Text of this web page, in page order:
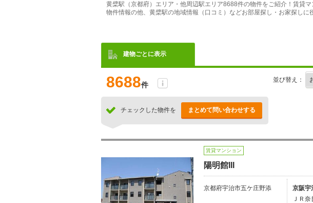
黄檗駅（京都府）エリア・他周辺駅エリア8688件の物件をご紹介！賃貸
物件情報の他、黄檗駅の地域情報（口コミ）などお部屋探し・お家探し
建物ごとに表示
8688件
並び替え：
チェックした物件を まとめて問い合わせする
賃貸マンション
陽明館III
京都府宇治市五ケ庄野添
京阪宇
ＪＲ